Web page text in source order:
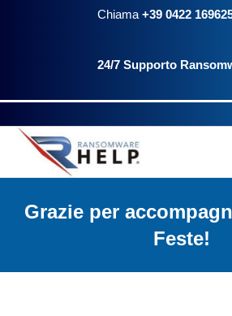
Chiama +39 0422
24/7 Supporto
Grazie per
Feste!